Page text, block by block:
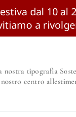
dal 10 al
a
nostra tipografia
centro